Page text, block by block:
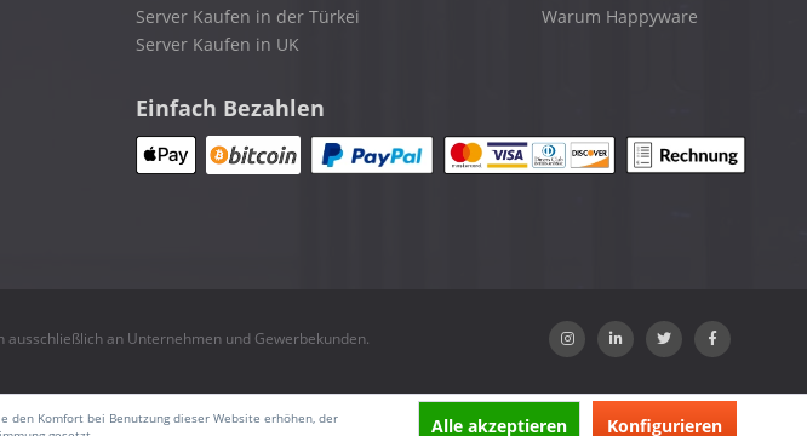
Server Kaufen in der Türkei
Server Kaufen in UK
Warum Happyware
Einfach Bezahlen
an Unternehmen und Gewerbekunden.
den Komfort bei Benutzung dieser Website erhöhen, der
Alle akzeptieren Konfigurieren